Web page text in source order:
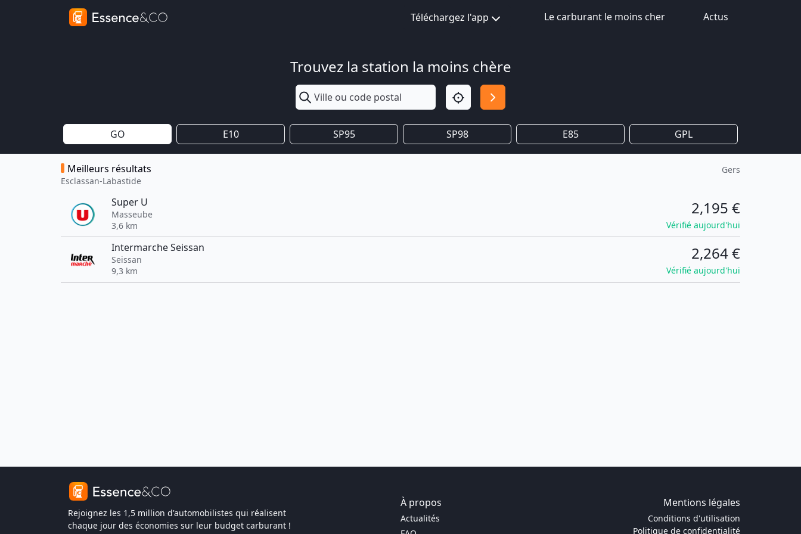
Téléchargez l'app Le carburant le moins cher Actus
Trouvez la station la moins chère
GO E10 SP95 SP98 E85 GPL
Meilleurs résultats
Esclassan-Labastide
Gers
Super U
Masseube
3,6 km
2,195 €
Vérifié aujourd'hui
Intermarche Seissan
Seissan
9,3 km
2,264 €
Vérifié aujourd'hui
Rejoignez les 1,5 million d'automobilistes qui réalisent
chaque jour des économies sur leur budget carburant !
À propos Mentions légales
Actualités
Conditions d'utilisation
Politique de confidentialité